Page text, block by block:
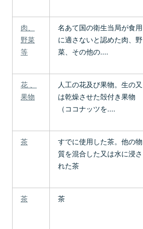
肉、
野菜
等
名あて国の衛生当局が食用
に適さないと認めた肉、野
菜、その他の....
花 、
果物
人工の花及び果物。生の又
は乾燥させた殻付き果物
（ココナッツを....
茶
すでに使用した茶。他の物
質を混合した又は水に浸さ
れた茶
茶 茶